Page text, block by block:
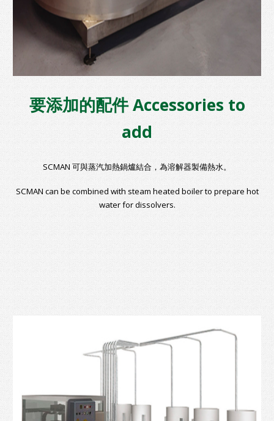
要添加的配件 Accessories to
add
SCMAN 可與蒸汽加熱鍋爐結合，為溶解器製備熱水。
SCMAN can be combined with steam heated boiler to prepare hot
water for dissolvers.